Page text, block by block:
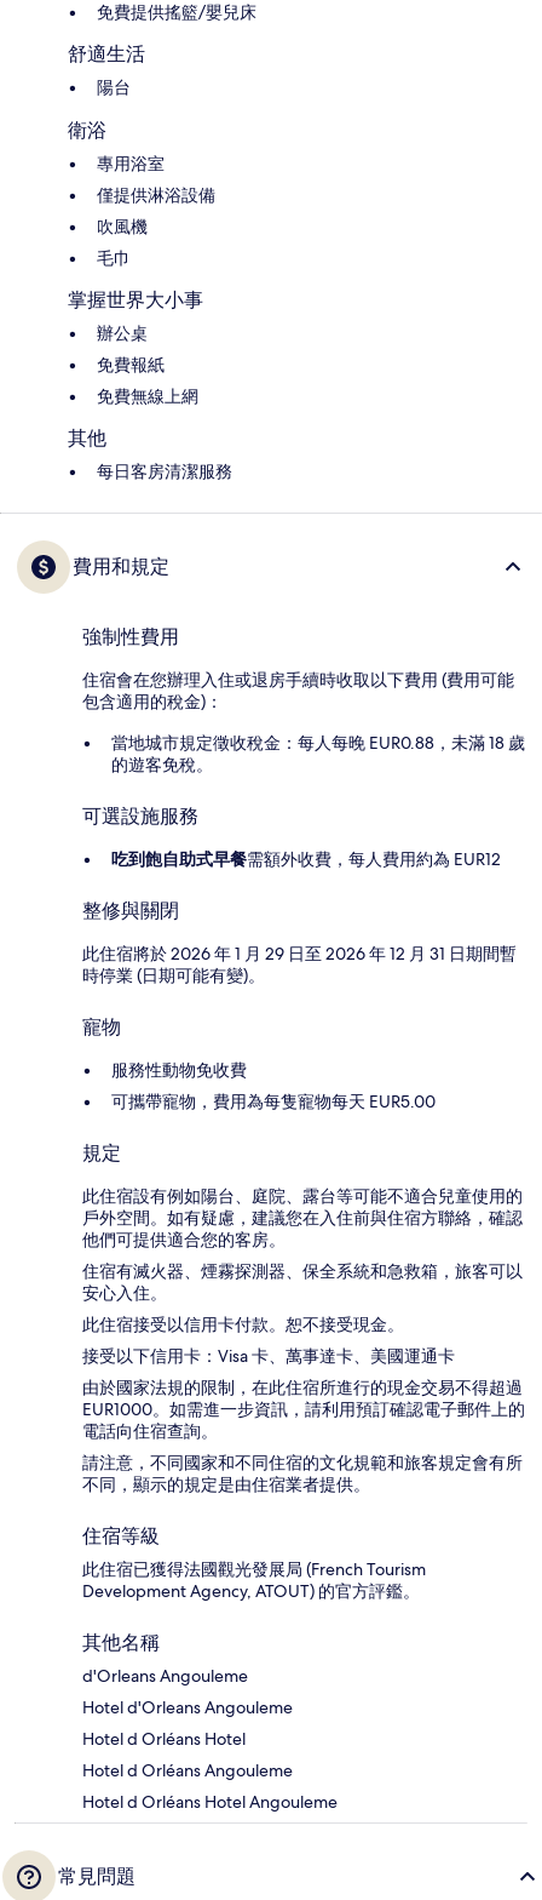
免費提供搖籃/嬰兒床
舒適生活
陽台
衛浴
專用浴室
僅提供淋浴設備
吹風機
毛巾
掌握世界大小事
辦公桌
免費報紙
免費無線上網
其他
每日客房清潔服務
費用和規定
強制性費用
住宿會在您辦理入住或退房手續時收取以下費用 (費用可能
包含適用的稅金)：
當地城市規定徵收稅金：每人每晚 EUR0.88，未滿 18 歲
的遊客免稅。
可選設施服務
吃到飽自助式早餐需額外收費，每人費用約為 EUR12
整修與關閉
此住宿將於 2026 年 1 月 29 日至 2026 年 12 月 31 日期間暫
時停業 (日期可能有變)。
寵物
服務性動物免收費
可攜帶寵物，費用為每隻寵物每天 EUR5.00
規定
此住宿設有例如陽台、庭院、露台等可能不適合兒童使用的
戶外空間。如有疑慮，建議您在入住前與住宿方聯絡，確認
他們可提供適合您的客房。
住宿有滅火器、煙霧探測器、保全系統和急救箱，旅客可以
安心入住。
此住宿接受以信用卡付款。恕不接受現金。
接受以下信用卡：Visa 卡、萬事達卡、美國運通卡
由於國家法規的限制，在此住宿所進行的現金交易不得超過
EUR1000。如需進一步資訊，請利用預訂確認電子郵件上的
電話向住宿查詢。
請注意，不同國家和不同住宿的文化規範和旅客規定會有所
不同，顯示的規定是由住宿業者提供。
住宿等級
此住宿已獲得法國觀光發展局 (French Tourism
Development Agency, ATOUT) 的官方評鑑。
其他名稱
d'Orleans Angouleme
Hotel d'Orleans Angouleme
Hotel d Orléans Hotel
Hotel d Orléans Angouleme
Hotel d Orléans Hotel Angouleme
常見問題